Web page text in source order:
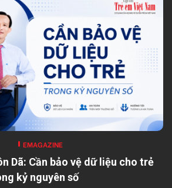
EMAGAZINE
Dã: Cần bảo vệ dữ liệu cho trẻ
kỷ nguyên số